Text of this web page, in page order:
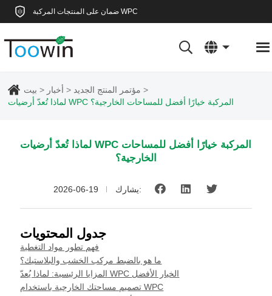
ضمان على المنتجات المركبة WPC
بيت أخبار
مؤتمر المنتج الجديد
لماذا تُعدّ أرضيات WPC المركبة خيارًا أفضل للمساحات الخارجية؟
لماذا تُعدّ أرضيات WPC المركبة خيارًا أفضل للمساحات
الخارجية؟
2026-06-19 يشارك:
جدول المحتويات
فهم تطور مواد التغطية
ما هو بالضبط مركب الخشب والبلاستيك؟
المزايا الرئيسية: لماذا يُعدّ WPC الخيار الأفضل
تصميم مساحتك الخارجية باستخدام WPC